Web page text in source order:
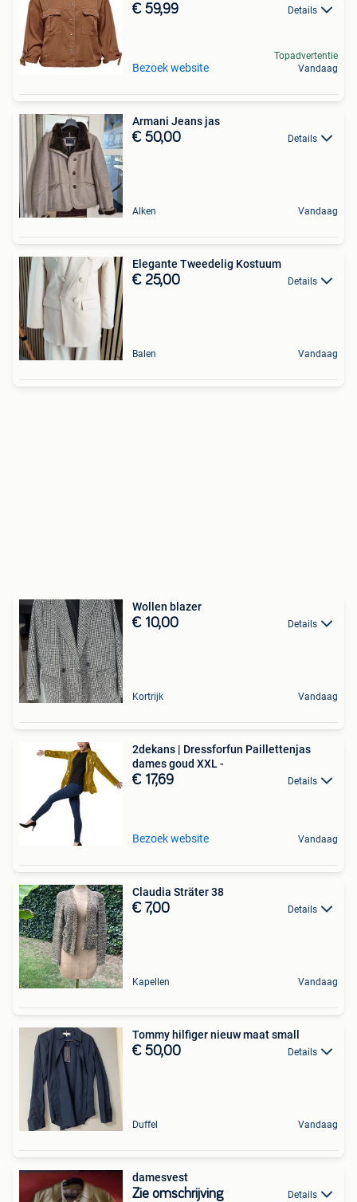
€ 59,99 Details
Bezoek website
Topadvertentie
Vandaag
Armani Jeans jas
€ 50,00 Details
Alken Vandaag
Elegante Tweedelig Kostuum
€ 25,00 Details
Balen Vandaag
Wollen blazer
€ 10,00 Details
Kortrijk Vandaag
2dekans | Dressforfun Paillettenjas
dames goud XXL -
€ 17,69 Details
Bezoek website Vandaag
Claudia Sträter 38
€ 7,00 Details
Kapellen Vandaag
Tommy hilfiger nieuw maat small
€ 50,00 Details
Duffel Vandaag
damesvest
Zie omschrijving Details